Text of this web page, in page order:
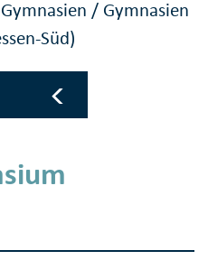
/ Gymnasien
Süd)